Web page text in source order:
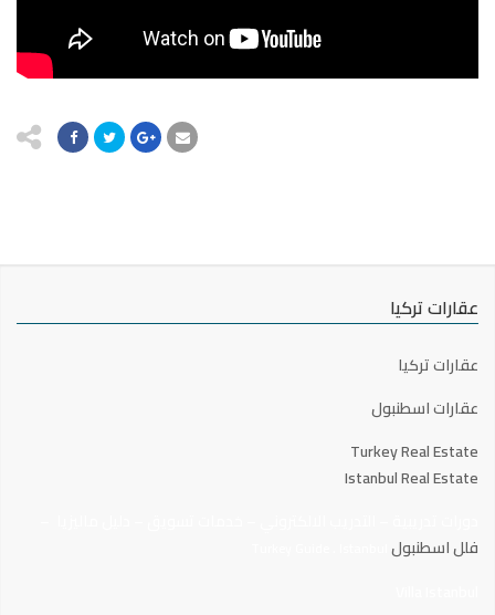
عقارات تركيا
عقارات تركيا
عقارات اسطنبول
Turkey Real Estate
Istanbul Real Estate
فلل اسطنبول